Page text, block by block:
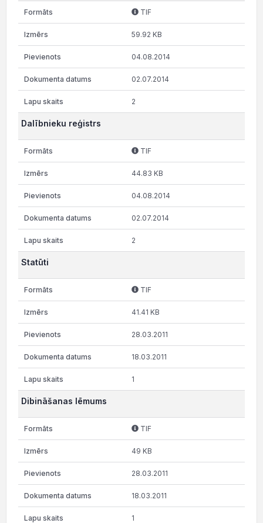
TIF
59.92 KB
04.08.2014
02.07.2014
2
Dalībnieku reģistrs
TIF
44.83 KB
04.08.2014
02.07.2014
2
Statūti
TIF
41.41 KB
28.03.2011
18.03.2011
1
Dibināšanas lēmums
TIF
49 KB
28.03.2011
18.03.2011
1